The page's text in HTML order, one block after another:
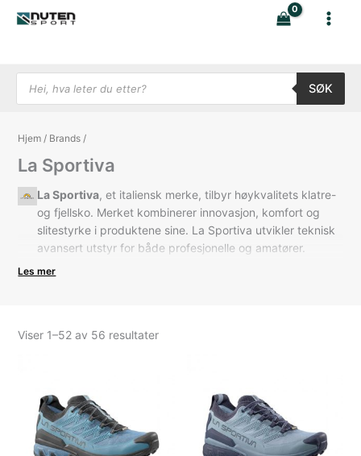
rett
Products search
SØK
Hjem / Brands /
La Sportiva
La Sportiva, et italiensk merke, tilbyr høykvalitets klatre-
og fjellsko. Merket kombinerer innovasjon, komfort og
slitestyrke i produktene sine. La Sportiva utvikler teknisk
avansert utstyr for både profesjonelle og amatører.
Les mer
Viser 1–52 av 56 resultaterSortert